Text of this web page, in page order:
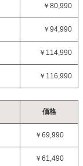
￥80,990
￥94,990
￥114,990
￥116,990
価格
￥69,990
￥61,490